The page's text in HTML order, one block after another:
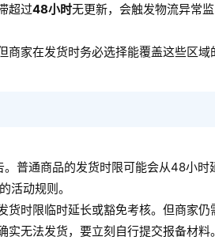
超过48小时无更新，会触发物流异常监
商家在发货时务必选择能覆盖这些区域
普通商品的发货时限可能会从48小时
活动规则。
货时限临时延长或豁免考核。但商家仍
无法发货，要立刻自行提交报备材料。